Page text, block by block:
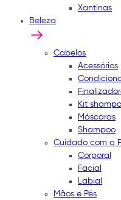
Xantinas
Beleza
Cabelos
Acessórios
Kit
Máscaras
Shampoo
Cuidado com a
Corporal
Facial
Labial
Mãos e Pés